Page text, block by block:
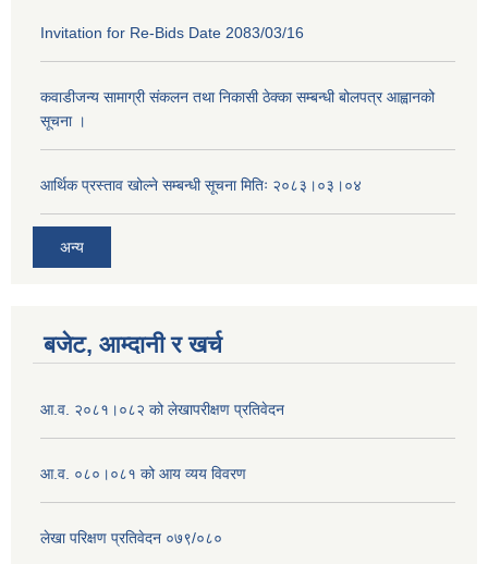
Invitation for Re-Bids Date 2083/03/16
कवाडीजन्य सामाग्री संकलन तथा निकासी ठेक्का सम्बन्धी बोलपत्र आह्वानको
सूचना ।
आर्थिक प्रस्ताव खोल्ने सम्बन्धी सूचना मितिः २०८३।०३।०४
अन्य
बजेट, आम्दानी र खर्च
आ.व. २०८१।०८२ को लेखापरीक्षण प्रतिवेदन
आ.व. ०८०।०८१ को आय व्यय विवरण
लेखा परिक्षण प्रतिवेदन ०७९/०८०